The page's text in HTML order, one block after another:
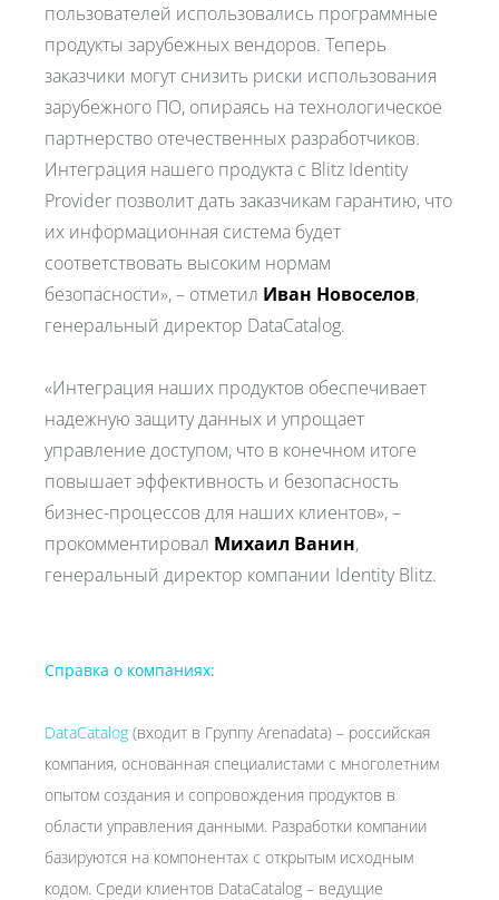
пользователей использовались программные
продукты зарубежных вендоров. Теперь
заказчики могут снизить риски использования
зарубежного ПО, опираясь на технологическое
партнерство отечественных разработчиков.
Интеграция нашего продукта с Blitz Identity
Provider позволит дать заказчикам гарантию, что
их информационная система будет
соответствовать высоким нормам
безопасности», – отметил Иван Новоселов,
генеральный директор DataCatalog.
«Интеграция наших продуктов обеспечивает
надежную защиту данных и упрощает
управление доступом, что в конечном итоге
повышает эффективность и безопасность
бизнес-процессов для наших клиентов», –
прокомментировал Михаил Ванин,
генеральный директор компании Identity Blitz.
Справка о компаниях:
DataCatalog (входит в Группу Arenadata) – российская
компания, основанная специалистами с многолетним
опытом создания и сопровождения продуктов в
области управления данными. Разработки компании
базируются на компонентах с открытым исходным
кодом. Среди клиентов DataCatalog – ведущие